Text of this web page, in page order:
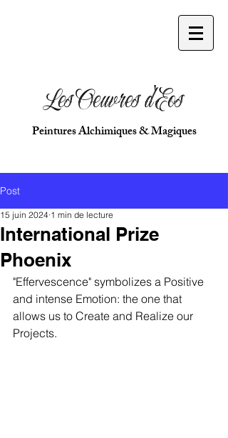
Les Oeuvres d'Eos
Peintures Alchimiques & Magiques
Post
International Prize
Phoenix
15 juin 2024 1 min de lecture
"Effervescence" symbolizes a Positive
and intense Emotion: the one that
allows us to Create and Realize our
Projects.